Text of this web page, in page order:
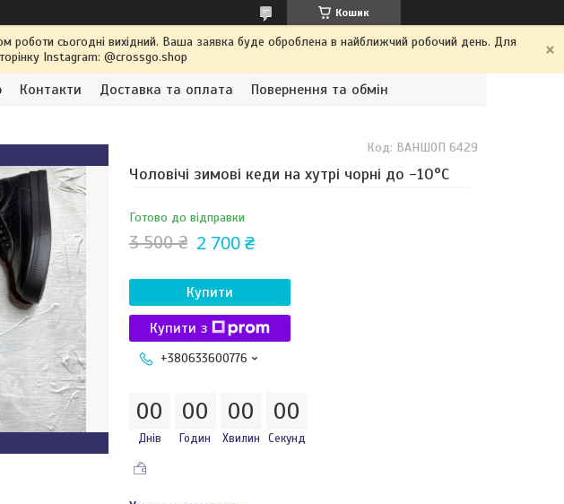
Кошик
роботи сьогодні вихідний. Ваша заявка буде оброблена в найближчий робочий день. Для
Instagram: @crossgo.shop
Контакти Доставка та оплата Повернення та обмін
Чоловічі зимові кеди на хутрі чорні до -10°С
Готово до відправки
Код: ВАНШОП 6429
3 500 ₴ 2 700 ₴
Купити
Купити з
+380633600776
00
Днів
00
Годин
00
Хвилин
00
Секунд